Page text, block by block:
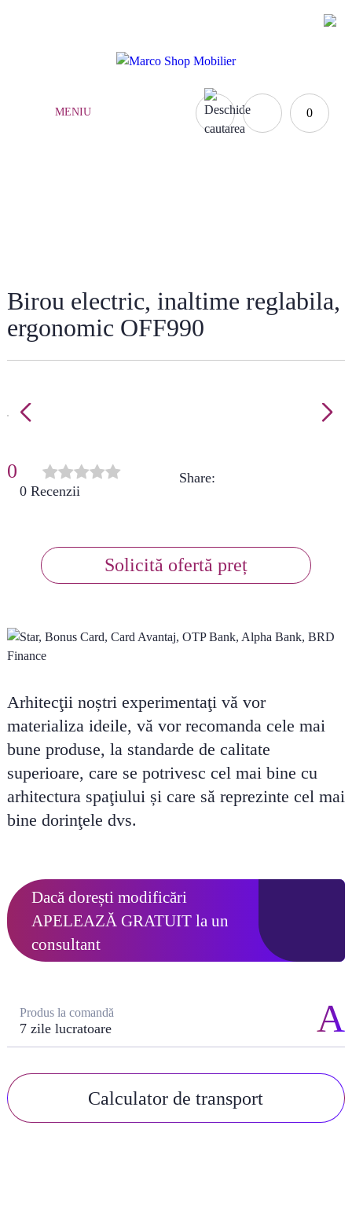
MENIU 0
Birou electric, inaltime reglabila,
ergonomic OFF990
0
0 )
Share:
Solicită ofertă preț
Arhitecţii noștri experimentaţi vă vor
materializa ideile, vă vor recomanda cele mai
bune produse, la standarde de calitate
superioare, care se potrivesc cel mai bine cu
arhitectura spaţiului și care să reprezinte cel mai
bine dorinţele dvs.
Dacă dorești modificări
APELEAZĂ GRATUITla un
consultant
Produs la comandă
7 zile lucratoare
Calculator de transport